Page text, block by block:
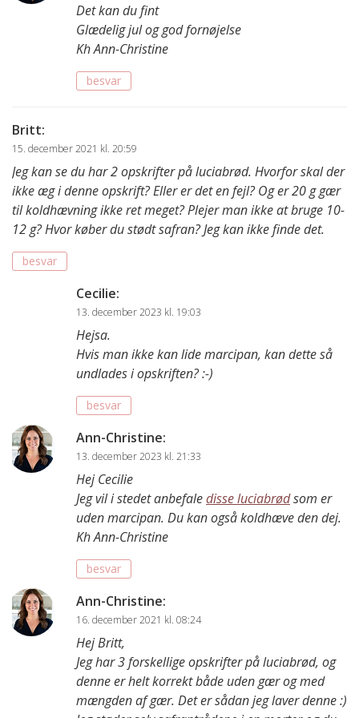
Det kan du fint
Glædelig jul og god fornøjelse
Kh Ann-Christine
besvar
Britt:
15. december 2021 kl. 20:59
Jeg kan se du har 2 opskrifter på luciabrød. Hvorfor skal der
ikke æg i denne opskrift? Eller er det en fejl? Og er 20 g gær
til koldhævning ikke ret meget? Plejer man ikke at bruge 10-
12 g? Hvor køber du stødt safran? Jeg kan ikke finde det.
besvar
Cecilie:
13. december 2023 kl. 19:03
Hejsa.
Hvis man ikke kan lide marcipan, kan dette så
undlades i opskriften? :-)
besvar
Ann-Christine:
13. december 2023 kl. 21:33
Hej Cecilie
Jeg vil i stedet anbefaledisse luciabrødsom er
uden marcipan. Du kan også koldhæve den dej.
Kh Ann-Christine
besvar
Ann-Christine:
16. december 2021 kl. 08:24
Hej Britt,
Jeg har 3 forskellige opskrifter på luciabrød, og
denne er helt korrekt både uden gær og med
mængden af gær. Det er sådan jeg laver denne :)